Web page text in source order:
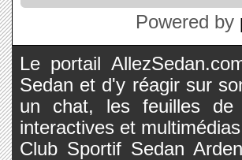
Powered by
Le portail
Sedan et d'y réagir sur
un chat, les feuilles de
interactives et
Club Sportif Sedan